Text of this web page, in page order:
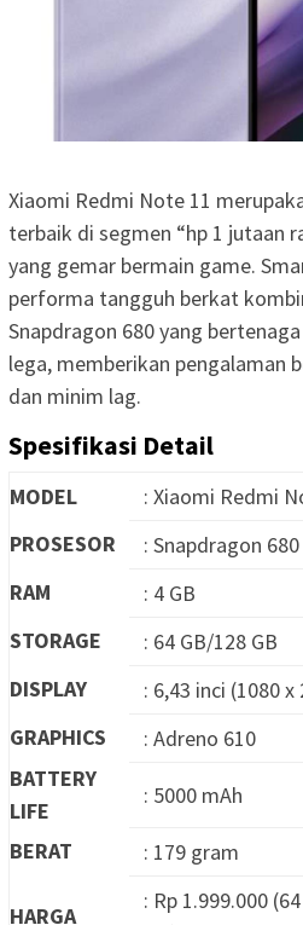
Xiaomi Redmi Note 11
terbaik di segmen “hp 1 jutaan
yang gemar bermain game.
performa tangguh berkat
Snapdragon 680 yang
lega, memberikan pengalaman
dan minim lag.
Spesifikasi Detail
MODEL
: Xiaomi Redmi
PROSESOR
: Snapdragon 680
RAM
: 4 GB
STORAGE
: 64 GB/128 GB
DISPLAY
: 6,43 inci (1080
GRAPHICS
: Adreno 610
BATTERY
LIFE
: 5000 mAh
BERAT
: 179 gram
HARGA
: Rp 1.999.000